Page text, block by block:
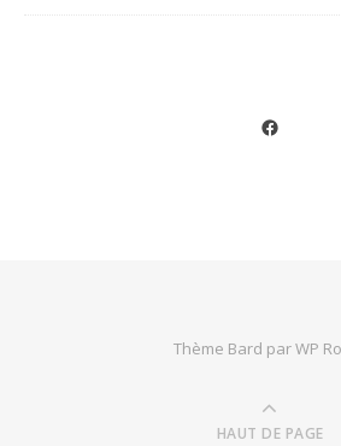
Thème Bard parWP
HAUT DE PAGE